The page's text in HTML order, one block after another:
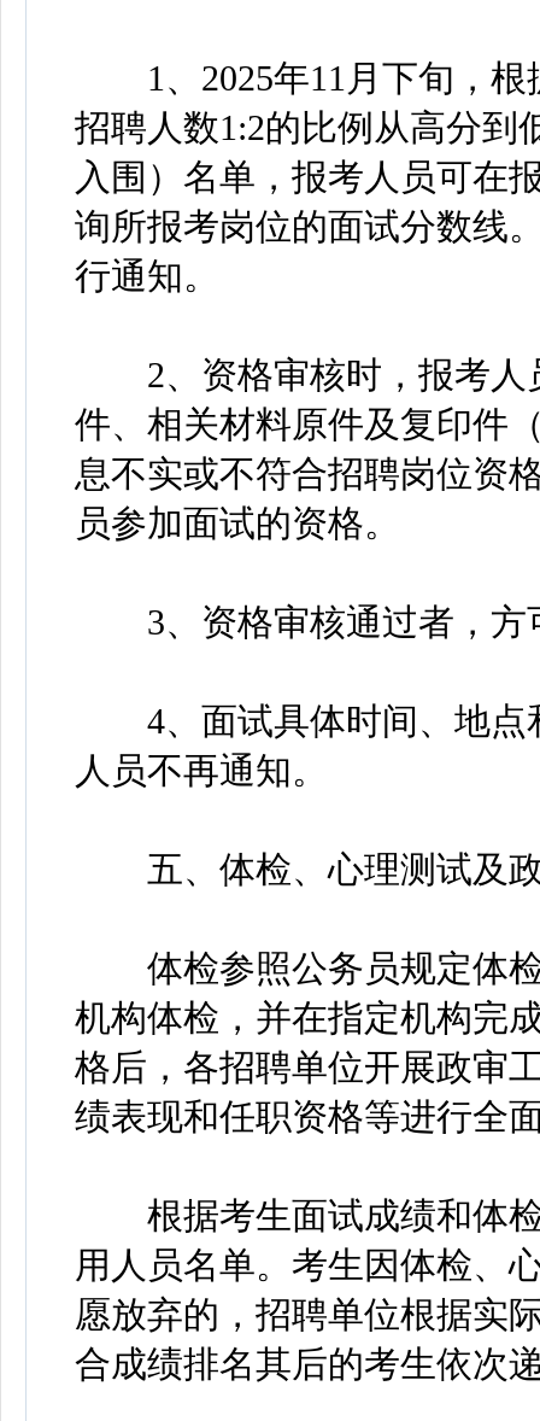
1、2025年11月下旬，根
招聘人数1:2的比例从高分到
入围）名单，报考人员可在
询所报考岗位的面试分数线
行通知。
2、资格审核时，报考人
件、相关材料原件及复印件
息不实或不符合招聘岗位资
员参加面试的资格。
3、资格审核通过者，方
4、面试具体时间、地点
人员不再通知。
五、体检、心理测试及
体检参照公务员规定体检
机构体检，并在指定机构完
格后，各招聘单位开展政审
绩表现和任职资格等进行全
根据考生面试成绩和体检
用人员名单。考生因体检、
愿放弃的，招聘单位根据实
合成绩排名其后的考生依次